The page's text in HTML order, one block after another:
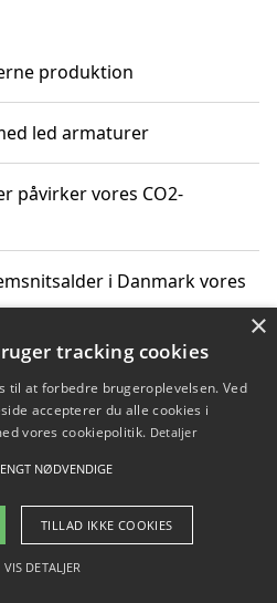
produktion
led armaturer
påvirker vores CO2-
i Danmark vores
udledning påvirker vores
Blog Betingelser
×
tracking cookies
til at forbedre brugeroplevelsen. Ved
accepterer du alle cookies i
vores cookiepolitik. Detaljer
NØDVENDIGE
TILLAD IKKE COOKIES
VIS DETALJER